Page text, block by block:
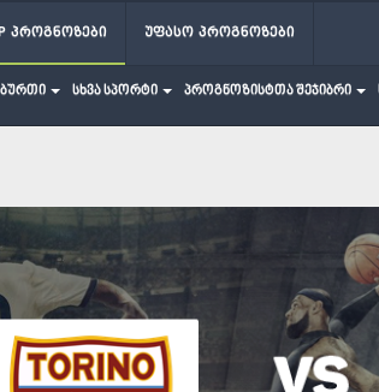
პროგნოზები უფასო პროგნოზები
სხვა სპორტი პროგნოზისტთა შეჯიბრი